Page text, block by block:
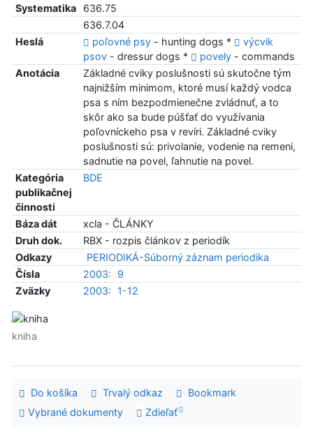
Systematika
636.75
636.7.04
Heslá
poľovné psy- hunting dogs *
výcvik
psov- dressur dogs * povely- commands
Anotácia
Základné cviky poslušnosti sú skutočne tým
najnižším minimom, ktoré musí každý vodca
psa s ním bezpodmienečne zvládnuť, a to
skôr ako sa bude púšťať do využívania
poľovníckeho psa v revíri. Základné cviky
poslušnosti sú: privolanie, vodenie na remeni,
sadnutie na povel, ľahnutie na povel.
Kategória
publikačnej
činnosti
BDE
Báza dát
xcla - ČLÁNKY
Druh dok.
RBX - rozpis článkov z periodík
Odkazy
PERIODIKÁ-Súborný záznam periodika
Čísla
2003:
9
Zväzky
2003: 1-12
kniha
Do košíka Trvalý odkaz
Bookmark
Vybrané dokumenty
Zdieľať